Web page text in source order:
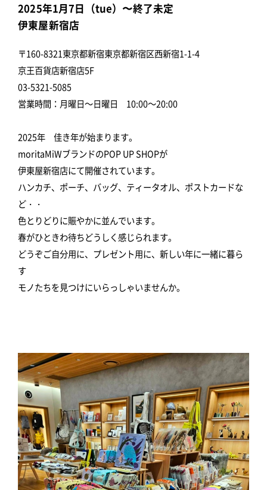
2025年1月7日（tue）〜終了未定
伊東屋新宿店
〒160-8321東京都新宿東京都新宿区西新宿1-1-4
京王百貨店新宿店5F
03-5321-5085
営業時間：月曜日～日曜日 10:00～20:00
2025年 佳き年が始まります。
moritaMiWブランドのPOP UP SHOPが
伊東屋新宿店にて開催されています。
ハンカチ、ポーチ、バッグ、ティータオル、ポストカードな
ど・・
色とりどりに賑やかに並んでいます。
春がひときわ待ちどうしく感じられます。
どうぞご自分用に、プレゼント用に、新しい年に一緒に暮ら
す
モノたちを見つけにいらっしゃいませんか。